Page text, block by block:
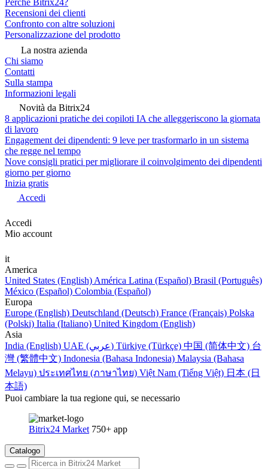
Perché Bitrix24?
Recensioni dei clienti
Confronto con altre soluzioni
Personalizzazione del prodotto
La nostra azienda
Chi siamo
Contatti
Sulla stampa
Informazioni legali
Novità da Bitrix24
8 applicazioni pratiche dei copiloti IA che alleggeriscono la giornata
di lavoro
Engagement dei dipendenti: 9 leve per trasformarlo in un sistema
che regge nel tempo
Nove consigli pratici per migliorare il coinvolgimento dei dipendenti
giorno per giorno
Inizia gratis
Accedi
Accedi
Mio account
it
America
United States (English) América Latina (Español) Brasil (Português)
México (Español) Colombia (Español)
Europa
Europe (English) Deutschland (Deutsch) France (Français) Polska
(Polski) Italia (Italiano) United Kingdom (English)
Asia
India (English)
UAE (عربي) Türkiye (Türkçe) 中国 (简体中文) 台
灣 (繁體中文) Indonesia (Bahasa Indonesia) Malaysia (Bahasa
Melayu) ประเทศไทย (ภาษาไทย) Việt Nam (Tiếng Việt) 日本 (日
本語)
Puoi cambiare la tua regione qui, se necessario
Bitrix24 Market 750+ app
Catalogo